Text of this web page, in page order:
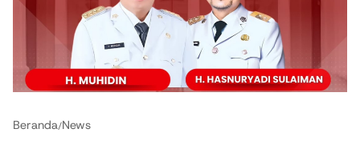
Beranda/News